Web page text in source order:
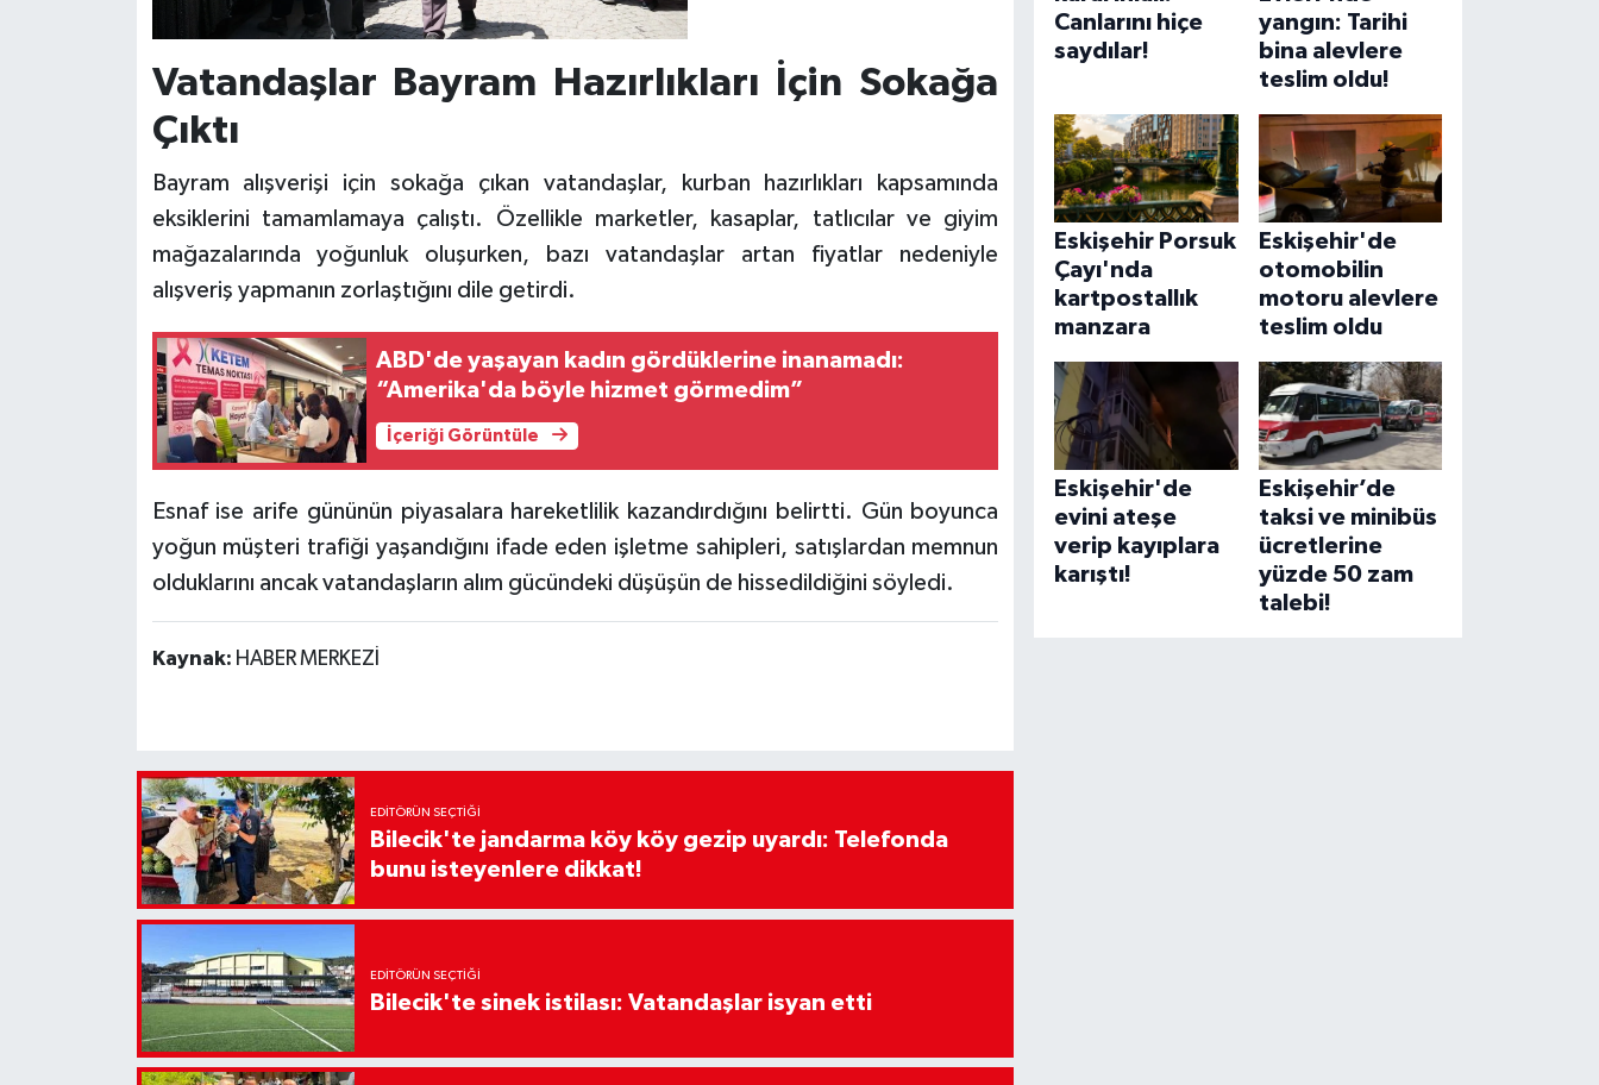
Vatandaşlar Bayram Hazırlıkları İçin Sokağa
Çıktı
Bayram alışverişi için sokağa çıkan vatandaşlar, kurban hazırlıkları kapsamında
eksiklerini tamamlamaya çalıştı. Özellikle marketler, kasaplar, tatlıcılar ve giyim
mağazalarında yoğunluk oluşurken, bazı vatandaşlar artan fiyatlar nedeniyle
alışveriş yapmanın zorlaştığını dile getirdi.
ABD'de yaşayan kadın gördüklerine inanamadı:
“Amerika'da böyle hizmet görmedim”
İçeriği Görüntüle
Esnaf ise arife gününün piyasalara hareketlilik kazandırdığını belirtti. Gün boyunca
yoğun müşteri trafiği yaşandığını ifade eden işletme sahipleri, satışlardan memnun
olduklarını ancak vatandaşların alım gücündeki düşüşün de hissedildiğini söyledi.
Kaynak: HABER MERKEZİ
EDITÖRÜN SEÇTIĞI
Bilecik'te jandarma köy köy gezip uyardı: Telefonda
bunu isteyenlere dikkat!
EDITÖRÜN SEÇTIĞI
Bilecik'te sinek istilası: Vatandaşlar isyan etti
Canlarını hiçe
saydılar!
yangın: Tarihi
bina alevlere
teslim oldu!
Eskişehir Porsuk
Çayı'nda
kartpostallık
manzara
Eskişehir'de
otomobilin
motoru alevlere
teslim oldu
Eskişehir'de
evini ateşe
verip kayıplara
karıştı!
Eskişehir’de
taksi ve minibüs
ücretlerine
yüzde 50 zam
talebi!